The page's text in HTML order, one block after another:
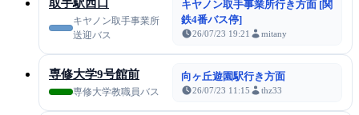
取手駅西口
キヤノン取手事業所
送迎バス
キヤノン取手事業所行き方面 [関
鉄4番バス停]
26/07/23 19:21 mitany
専修大学9号館前
専修大学教職員バス
向ヶ丘遊園駅行き方面
26/07/23 11:15 thz33